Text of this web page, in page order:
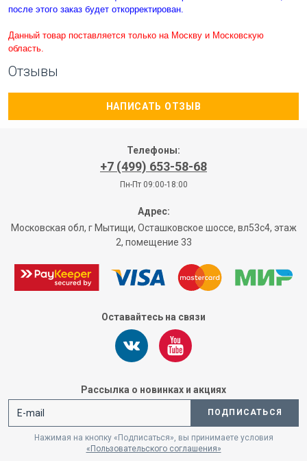
после этого заказ будет откорректирован.
Данный товар поставляется только на Москву и Московскую
область.
Отзывы
НАПИСАТЬ ОТЗЫВ
Телефоны:
+7 (499) 653-58-68
Пн-Пт 09:00-18:00
Адрес:
Московская обл, г Мытищи, Осташковское шоссе, вл53с4, этаж
2, помещение 33
Оставайтесь на связи
Рассылка о новинках и акциях
ПОДПИСАТЬСЯ
Нажимая на кнопку «Подписаться», вы принимаете условия
«Пользовательского соглашения»